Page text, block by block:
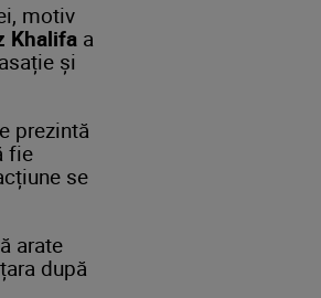
motiv
Khalifa a
și
prezintă
fie
se
arate
după